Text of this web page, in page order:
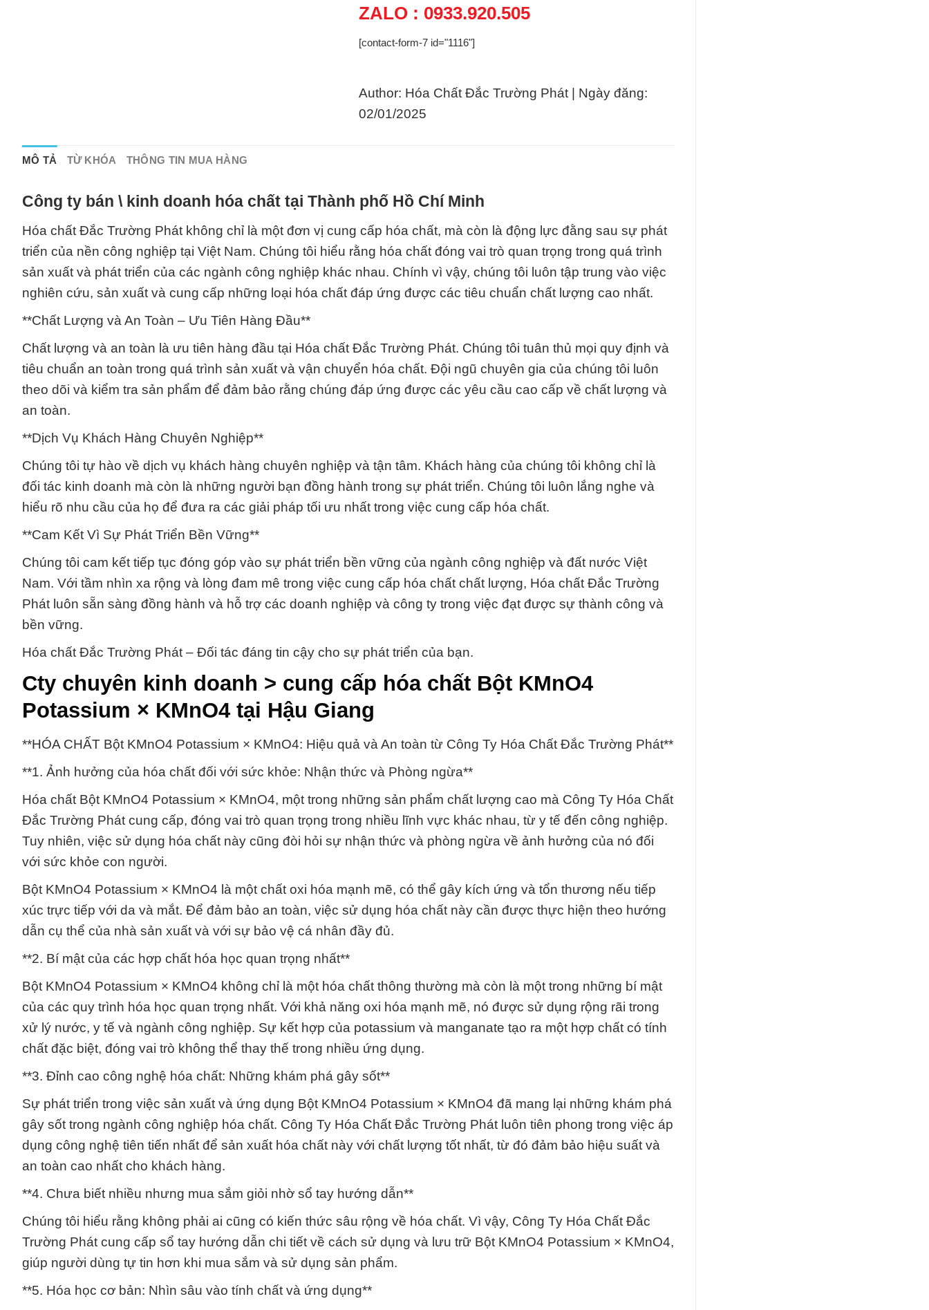
ZALO : 0933.920.505
[contact-form-7 id="1116"]
Author: Hóa Chất Đắc Trường Phát | Ngày đăng:
02/01/2025
MÔ TẢ TỪ KHÓA THÔNG TIN MUA HÀNG
Công ty bán \ kinh doanh hóa chất tại Thành phố Hồ Chí Minh
Hóa chất Đắc Trường Phát không chỉ là một đơn vị cung cấp hóa chất, mà còn là động lực đằng sau sự phát
triển của nền công nghiệp tại Việt Nam. Chúng tôi hiểu rằng hóa chất đóng vai trò quan trọng trong quá trình
sản xuất và phát triển của các ngành công nghiệp khác nhau. Chính vì vậy, chúng tôi luôn tập trung vào việc
nghiên cứu, sản xuất và cung cấp những loại hóa chất đáp ứng được các tiêu chuẩn chất lượng cao nhất.
**Chất Lượng và An Toàn – Ưu Tiên Hàng Đầu**
Chất lượng và an toàn là ưu tiên hàng đầu tại Hóa chất Đắc Trường Phát. Chúng tôi tuân thủ mọi quy định và
tiêu chuẩn an toàn trong quá trình sản xuất và vận chuyển hóa chất. Đội ngũ chuyên gia của chúng tôi luôn
theo dõi và kiểm tra sản phẩm để đảm bảo rằng chúng đáp ứng được các yêu cầu cao cấp về chất lượng và
an toàn.
**Dịch Vụ Khách Hàng Chuyên Nghiệp**
Chúng tôi tự hào về dịch vụ khách hàng chuyên nghiệp và tận tâm. Khách hàng của chúng tôi không chỉ là
đối tác kinh doanh mà còn là những người bạn đồng hành trong sự phát triển. Chúng tôi luôn lắng nghe và
hiểu rõ nhu cầu của họ để đưa ra các giải pháp tối ưu nhất trong việc cung cấp hóa chất.
**Cam Kết Vì Sự Phát Triển Bền Vững**
Chúng tôi cam kết tiếp tục đóng góp vào sự phát triển bền vững của ngành công nghiệp và đất nước Việt
Nam. Với tầm nhìn xa rộng và lòng đam mê trong việc cung cấp hóa chất chất lượng, Hóa chất Đắc Trường
Phát luôn sẵn sàng đồng hành và hỗ trợ các doanh nghiệp và công ty trong việc đạt được sự thành công và
bền vững.
Hóa chất Đắc Trường Phát – Đối tác đáng tin cậy cho sự phát triển của bạn.
Cty chuyên kinh doanh > cung cấp hóa chất Bột KMnO4
Potassium × KMnO4 tại Hậu Giang
**HÓA CHẤT Bột KMnO4 Potassium × KMnO4: Hiệu quả và An toàn từ Công Ty Hóa Chất Đắc Trường Phát**
**1. Ảnh hưởng của hóa chất đối với sức khỏe: Nhận thức và Phòng ngừa**
Hóa chất Bột KMnO4 Potassium × KMnO4, một trong những sản phẩm chất lượng cao mà Công Ty Hóa Chất
Đắc Trường Phát cung cấp, đóng vai trò quan trọng trong nhiều lĩnh vực khác nhau, từ y tế đến công nghiệp.
Tuy nhiên, việc sử dụng hóa chất này cũng đòi hỏi sự nhận thức và phòng ngừa về ảnh hưởng của nó đối
với sức khỏe con người.
Bột KMnO4 Potassium × KMnO4 là một chất oxi hóa mạnh mẽ, có thể gây kích ứng và tổn thương nếu tiếp
xúc trực tiếp với da và mắt. Để đảm bảo an toàn, việc sử dụng hóa chất này cần được thực hiện theo hướng
dẫn cụ thể của nhà sản xuất và với sự bảo vệ cá nhân đầy đủ.
**2. Bí mật của các hợp chất hóa học quan trọng nhất**
Bột KMnO4 Potassium × KMnO4 không chỉ là một hóa chất thông thường mà còn là một trong những bí mật
của các quy trình hóa học quan trọng nhất. Với khả năng oxi hóa mạnh mẽ, nó được sử dụng rộng rãi trong
xử lý nước, y tế và ngành công nghiệp. Sự kết hợp của potassium và manganate tạo ra một hợp chất có tính
chất đặc biệt, đóng vai trò không thể thay thế trong nhiều ứng dụng.
**3. Đỉnh cao công nghệ hóa chất: Những khám phá gây sốt**
Sự phát triển trong việc sản xuất và ứng dụng Bột KMnO4 Potassium × KMnO4 đã mang lại những khám phá
gây sốt trong ngành công nghiệp hóa chất. Công Ty Hóa Chất Đắc Trường Phát luôn tiên phong trong việc áp
dụng công nghệ tiên tiến nhất để sản xuất hóa chất này với chất lượng tốt nhất, từ đó đảm bảo hiệu suất và
an toàn cao nhất cho khách hàng.
**4. Chưa biết nhiều nhưng mua sắm giỏi nhờ sổ tay hướng dẫn**
Chúng tôi hiểu rằng không phải ai cũng có kiến thức sâu rộng về hóa chất. Vì vậy, Công Ty Hóa Chất Đắc
Trường Phát cung cấp sổ tay hướng dẫn chi tiết về cách sử dụng và lưu trữ Bột KMnO4 Potassium × KMnO4,
giúp người dùng tự tin hơn khi mua sắm và sử dụng sản phẩm.
**5. Hóa học cơ bản: Nhìn sâu vào tính chất và ứng dụng**